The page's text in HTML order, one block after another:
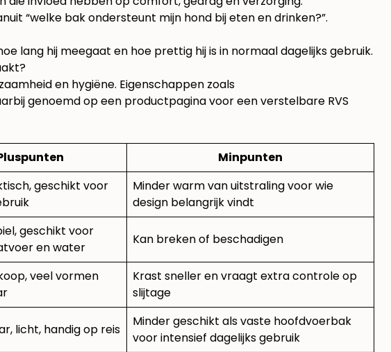
“welke bak ondersteunt mijn hond bij eten en drinken?”.
lang hij meegaat en hoe prettig hij is in normaal dagelijks gebruik.
en hygiëne. Eigenschappen zoals
genoemd op een productpagina voor een verstelbare RVS
Minpunten
geschikt voor
Minder warm van uitstraling voor wie
design belangrijk vindt
geschikt voor
en water
Kan breken of beschadigen
veel vormen
Krast sneller en vraagt extra controle op
slijtage
licht, handig op reis
Minder geschikt als vaste hoofdvoerbak
voor intensief dagelijks gebruik